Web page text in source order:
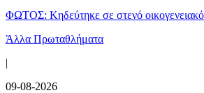
ΦΩΤΟΣ: Κηδεύτηκε σε στενό
Άλλα Πρωταθλήματα
|
09-08-2026